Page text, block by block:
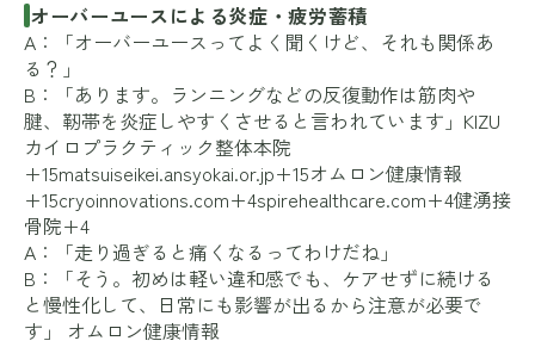
オーバーユースによる炎症・疲労蓄積
A：「オーバーユースってよく聞くけど、それも関係あ
る？」
B：「あります。ランニングなどの反復動作は筋肉や
腱、靭帯を炎症しやすくさせると言われています」 KIZU
カイロプラクティック整体本院
+15matsuiseikei.ansyokai.or.jp+15オムロン健康情報
+15cryoinnovations.com+4spirehealthcare.com+4健湧接
骨院+4
A：「走り過ぎると痛くなるってわけだね」
B：「そう。初めは軽い違和感でも、ケアせずに続ける
と慢性化して、日常にも影響が出るから注意が必要で
す」 オムロン健康情報